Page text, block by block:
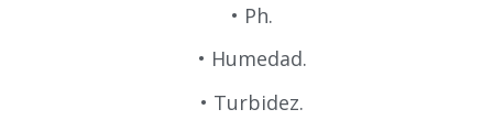
• Ph.
• Humedad.
• Turbidez.